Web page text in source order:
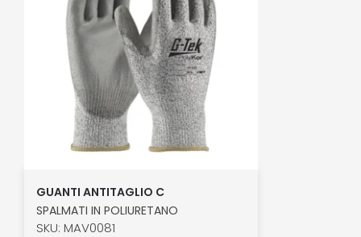
GUANTI ANTITAGLIO C
SPALMATI IN POLIURETANO
SKU: MAV0081